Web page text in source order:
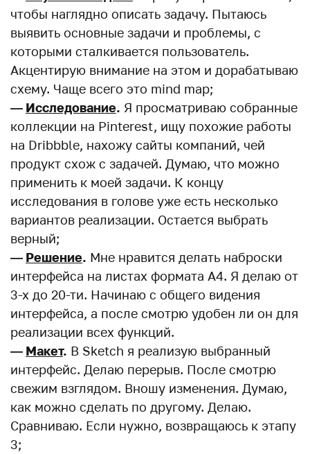
чтобы наглядно описать задачу. Пытаюсь
выявить основные задачи и проблемы, с
которыми сталкивается пользователь.
Акцентирую внимание на этом и дорабатываю
схему. Чаще всего это mind map;
— Исследование. Я просматриваю собранные
коллекции на Pinterest, ищу похожие работы
на Dribbble, нахожу сайты компаний, чей
продукт схож с задачей. Думаю, что можно
применить к моей задачи. К концу
исследования в голове уже есть несколько
вариантов реализации. Остается выбрать
верный;
— Решение. Мне нравится делать наброски
интерфейса на листах формата А4. Я делаю от
3-х до 20-ти. Начинаю с общего видения
интерфейса, а после смотрю удобен ли он для
реализации всех функций.
— Макет. В Sketch я реализую выбранный
интерфейс. Делаю перерыв. После смотрю
свежим взглядом. Вношу изменения. Думаю,
как можно сделать по другому. Делаю.
Сравниваю. Если нужно, возвращаюсь к этапу
3;